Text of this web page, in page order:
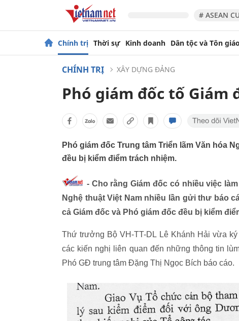
# ASEAN
Chính trị Thời sự Kinh doanh Dân tộc và Tôn giáo
CHÍNH TRỊ XÂY DỰNG ĐẢNG
Phó giám đốc tố Giám
Phó giám đốc Trung tâm Triển lãm Văn hóa
đều bị kiểm điểm trách nhiệm.
- Cho rằng Giám đốc có nhiều việc
Nghệ thuật Việt Nam nhiều lần gửi thư báo
cả Giám đốc và Phó giám đốc đều bị kiểm
Thứ trưởng Bộ VH-TT-DL Lê Khánh Hải vừa
các kiến nghị liên quan đến những thông tin
Phó GĐ trung tâm Đặng Thị Ngọc Bích báo cáo.